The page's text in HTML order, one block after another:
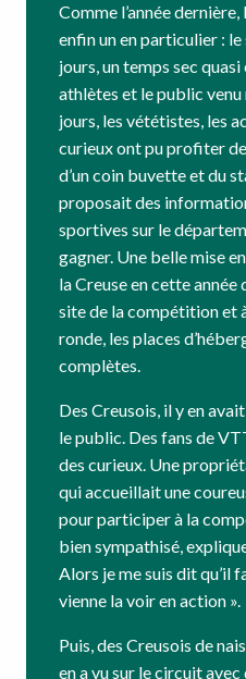
Comme l’année
enfin un en particulier :
jours, un temps sec
athlètes et le public
jours, les vététistes, les
curieux ont pu profiter
d’un coin buvette et du
proposait des
sportives sur le
gagner. Une belle mise
la Creuse en cette
site de la compétition et
ronde, les places
complètes.
Des Creusois, il y en
le public. Des fans de
des curieux. Une
qui accueillait une
pour participer à la
bien sympathisé,
Alors je me suis dit qu’il
vienne la voir en action ».
Puis, des Creusois de
en a vu sur le circuit